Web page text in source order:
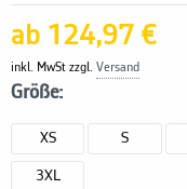
ab 124,97 €
inkl. MwSt zzgl. Versand
Größe:
XS S
3XL